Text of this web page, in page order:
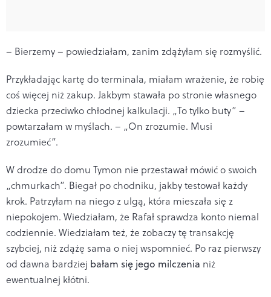
– Bierzemy – powiedziałam, zanim zdążyłam się rozmyślić.
Przykładając kartę do terminala, miałam wrażenie, że robię
coś więcej niż zakup. Jakbym stawała po stronie własnego
dziecka przeciwko chłodnej kalkulacji. „To tylko buty” –
powtarzałam w myślach. – „On zrozumie. Musi
zrozumieć”.
W drodze do domu Tymon nie przestawał mówić o swoich
„chmurkach”. Biegał po chodniku, jakby testował każdy
krok. Patrzyłam na niego z ulgą, która mieszała się z
niepokojem. Wiedziałam, że Rafał sprawdza konto niemal
codziennie. Wiedziałam też, że zobaczy tę transakcję
szybciej, niż zdążę sama o niej wspomnieć. Po raz pierwszy
od dawna bardziej bałam się jego milczenia niż
ewentualnej kłótni.